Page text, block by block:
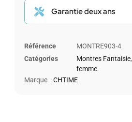
Garantie deux ans
Référence
MONTRE903-4
Catégories
Montres Fantaisie,
femme
Marque :CHTIME